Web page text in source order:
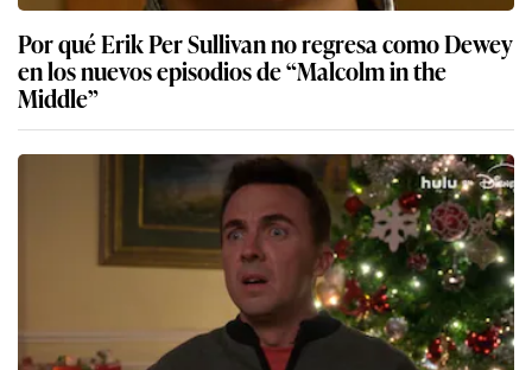
Por qué Erik Per Sullivan no regresa como Dewey
en los nuevos episodios de “Malcolm in the
Middle”